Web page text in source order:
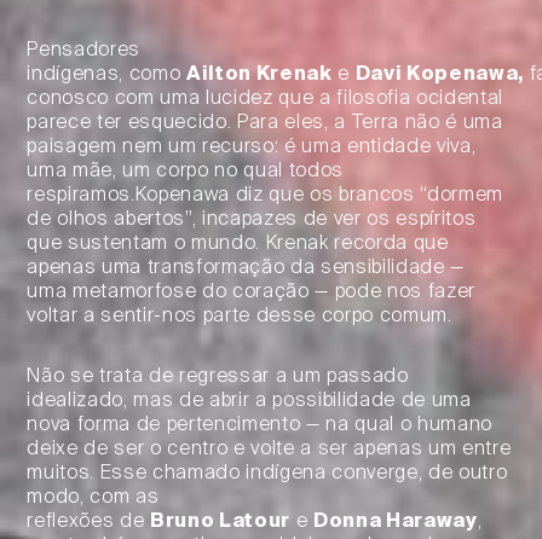
Pensadores
indígenas, como Ailton Krenak e Davi Kopenawa,
conosco com uma lucidez que a filosofia ocidental
parece ter esquecido. Para eles, a Terra não é uma
paisagem nem um recurso: é uma entidade viva,
uma mãe, um corpo no qual todos
respiramos.Kopenawa diz que os brancos “dormem
de olhos abertos”, incapazes de ver os espíritos
que sustentam o mundo. Krenak recorda que
apenas uma transformação da sensibilidade —
uma metamorfose do coração — pode nos fazer
voltar a sentir-nos parte desse corpo comum.
Não se trata de regressar a um passado
idealizado, mas de abrir a possibilidade de uma
nova forma de pertencimento — na qual o humano
deixe de ser o centro e volte a ser apenas um entre
muitos. Esse chamado indígena converge, de outro
modo, com as
reflexões de Bruno Latour e Donna Haraway